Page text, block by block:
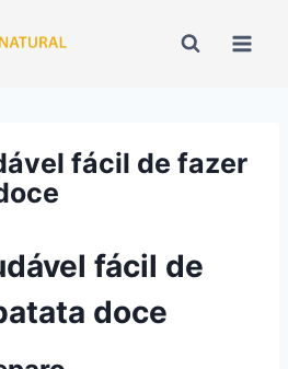
fácil de fazer
fácil de
doce